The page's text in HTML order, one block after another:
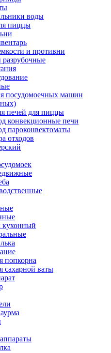
воды
пиццы
и противни
посудомоечных машин
печей для пиццы
конвекционные печи
пароконвектоматы
отходов
кухонный
попкорна
сахарной ваты